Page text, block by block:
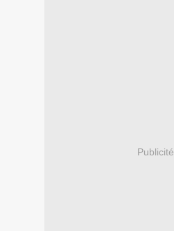
Publicité